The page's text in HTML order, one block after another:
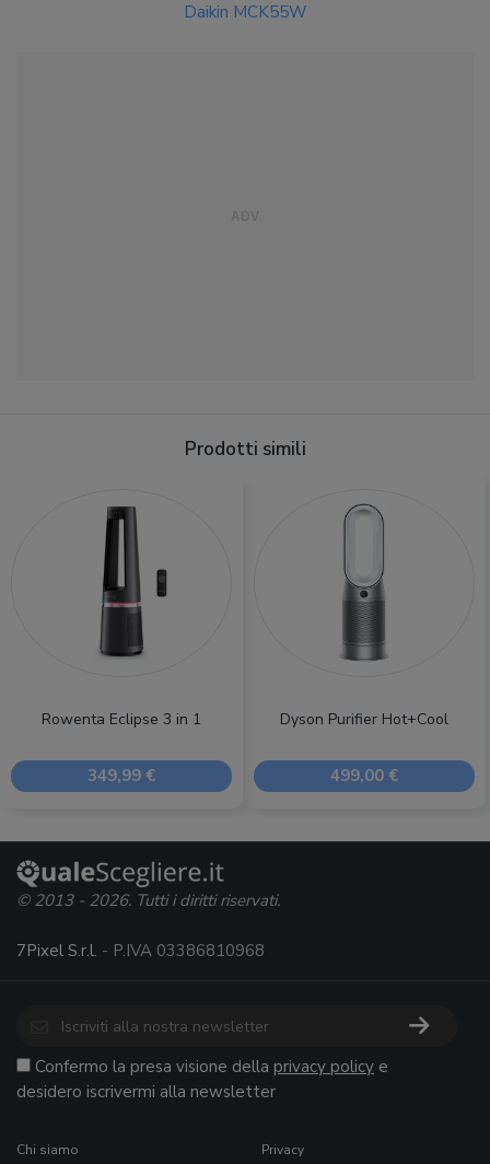
Daikin MCK55W
Prodotti simili
Rowenta Eclipse 3 in 1
349,99 €
Dyson Purifier Hot+Cool
499,00 €
© 2013 - 2026. Tutti i diritti riservati.
7Pixel S.r.l. - P.IVA 03386810968
Confermo la presa visione della privacy policy e
desidero iscrivermi alla newsletter
Chi siamo Privacy